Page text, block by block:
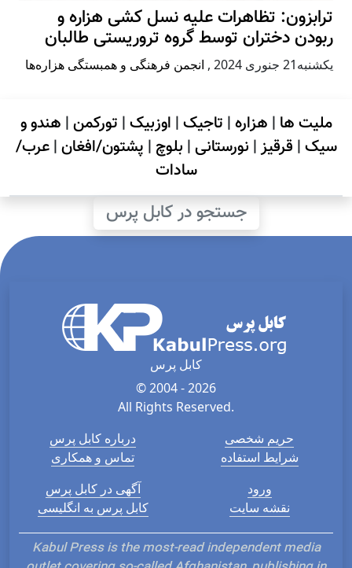
ترابزون: تظاهرات علیه نسل کشی هزاره و
ربودن دختران توسط گروه تروریستی طالبان
يكشنبه21 جنوری 2024 , انجمن فرهنگی و همبستگی هزاره‌ها
ملیت ها | هزاره| تاجیک| اوزبیک| تورکمن| هندو و
سیک| قرقیز| نورستانی| بلوچ | پشتون/افغان|عرب/
سادات
جستجو در کابل پرس
کابل پرس
© 2004 - 2026
All Rights Reserved.
درباره کابل پرس
تماس و همکاری
حریم شخصی
شرایط استفاده
آگهی در کابل پرس
کابل پرس به انگلیسی
ورود
نقشه سایت
Kabul Press is the most-read independent media